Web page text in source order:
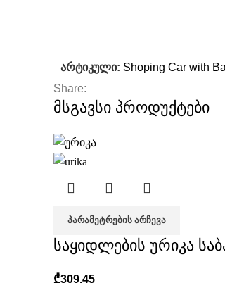
არტიკული: Shoping Car with
Share:
მსგავსი პროდუქტები
ᲞᲐᲠᲐᲛᲔᲢᲠᲔᲑᲘᲡ ᲐᲠᲩᲔᲕᲐ
საყიდლების ურიკა
₾309,45